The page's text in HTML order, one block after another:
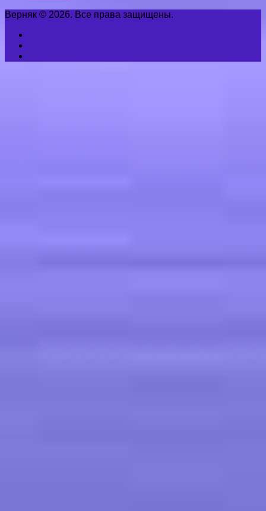
Верняк © 2026. Все права защищены.